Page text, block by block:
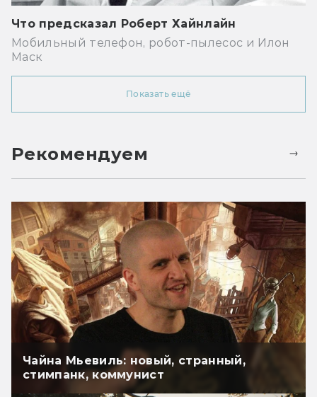
Что предсказал Роберт Хайнлайн
Мобильный телефон, робот-пылесос и Илон
Маск
Показать ещё
Рекомендуем
Чайна Мьевиль: новый, странный,
стимпанк, коммунист